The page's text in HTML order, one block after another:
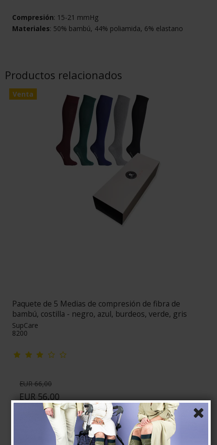
Compresión: 15-21 mmHg
Materiales: 50% bambú, 44% poliamida, 6% elastano
Productos relacionados
Venta
Paquete de 5 Medias de compresión de fibra de
bambú, costilla - negro, azul, burdeos, verde, gris
SupCare
8200
EUR 66,00
EUR 56,00
Mostrar producto